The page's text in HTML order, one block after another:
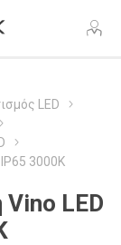
LED
3000K
LED